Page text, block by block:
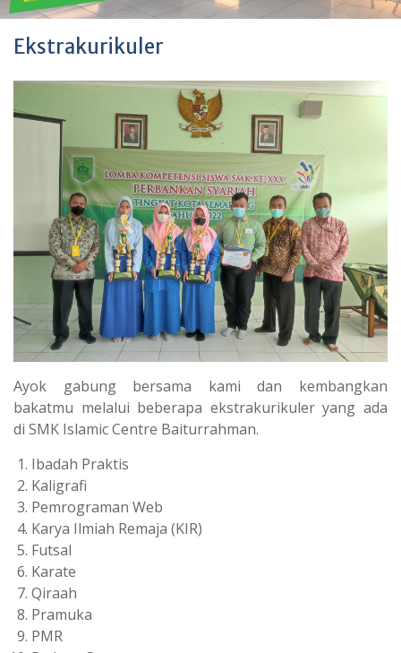
Ekstrakurikuler
Ayok gabung bersama kami dan kembangkan
bakatmu melalui beberapa ekstrakurikuler yang ada
di SMK Islamic Centre Baiturrahman.
Ibadah Praktis
Kaligrafi
Pemrograman Web
Karya Ilmiah Remaja (KIR)
Futsal
Karate
Qiraah
Pramuka
PMR